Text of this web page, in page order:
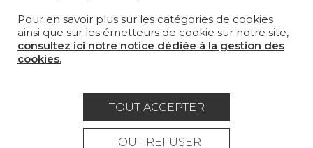
Carrière Contact
Lexique
données
Pour en savoir plus sur les catégories de cookies
ainsi que sur les émetteurs de cookie sur notre site,
consultez ici notre notice dédiée à la gestion des
cookies.
TOUT ACCEPTER
TOUT REFUSER